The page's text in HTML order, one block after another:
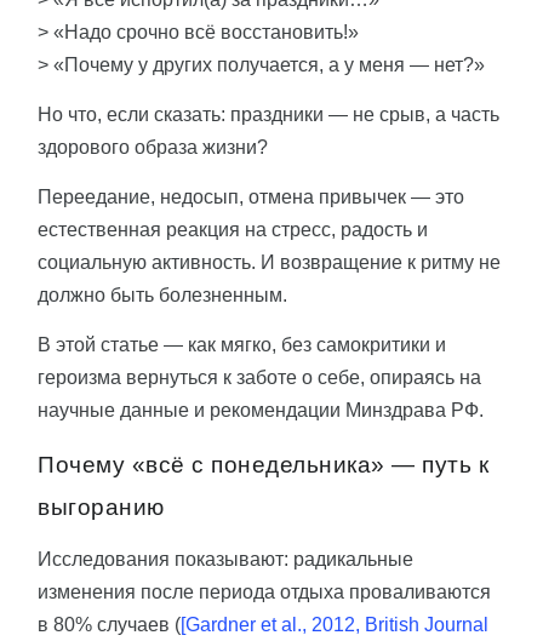
> «Надо срочно всё восстановить!»
> «Почему у других получается, а у меня — нет?»
Но что, если сказать: праздники — не срыв, а часть
здорового образа жизни?
Переедание, недосып, отмена привычек — это
естественная реакция на стресс, радость и
социальную активность. И возвращение к ритму не
должно быть болезненным.
В этой статье — как мягко, без самокритики и
героизма вернуться к заботе о себе, опираясь на
научные данные и рекомендации Минздрава РФ.
Почему «всё с понедельника» — путь к
выгоранию
Исследования показывают: радикальные
изменения после периода отдыха проваливаются
в 80% случаев ([Gardner et al., 2012, British Journal